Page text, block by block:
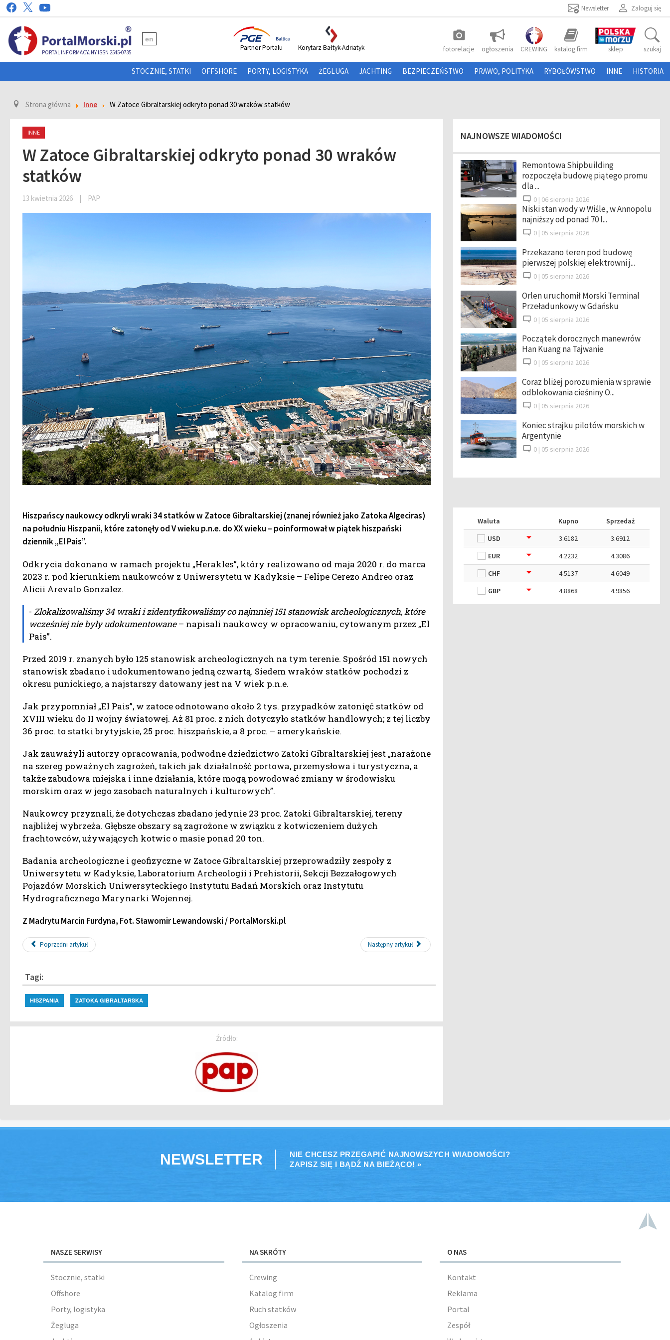
Zaloguj się
Newsletter
PORTAL INFORMACYJNY ISSN 2545-0735
en photo_camera
fotorelacje ogłoszenia CREWING katalog firm sklep szukaj
Partner Portalu Korytarz Bałtyk-Adriatyk
STOCZNIE, STATKI OFFSHORE PORTY, LOGISTYKA ŻEGLUGA JACHTING BEZPIECZEŃSTWO PRAWO, POLITYKA RYBOŁÓWSTWO INNE HISTORIA
Strona główna Inne W Zatoce Gibraltarskiej odkryto ponad 30 wraków statków
INNE
W Zatoce Gibraltarskiej odkryto ponad 30 wraków
statków
13 kwietnia 2026 | PAP
Hiszpańscy naukowcy odkryli wraki 34 statków w Zatoce Gibraltarskiej (znanej również jako Zatoka Algeciras)
na południu Hiszpanii, które zatonęły od V wieku p.n.e. do XX wieku – poinformował w piątek hiszpański
dziennik „El Pais”.
Odkrycia dokonano w ramach projektu „Herakles”, który realizowano od maja 2020 r. do marca
2023 r. pod kierunkiem naukowców z Uniwersytetu w Kadyksie – Felipe Cerezo Andreo oraz
Alicii Arevalo Gonzalez.
- Zlokalizowaliśmy 34 wraki i zidentyfikowaliśmy co najmniej 151 stanowisk archeologicznych, które
wcześniej nie były udokumentowane– napisali naukowcy w opracowaniu, cytowanym przez „El
Pais”.
Przed 2019 r. znanych było 125 stanowisk archeologicznych na tym terenie. Spośród 151 nowych
stanowisk zbadano i udokumentowano jedną czwartą. Siedem wraków statków pochodzi z
okresu punickiego, a najstarszy datowany jest na V wiek p.n.e.
Jak przypomniał „El Pais”, w zatoce odnotowano około 2 tys. przypadków zatonięć statków od
XVIII wieku do II wojny światowej. Aż 81 proc. z nich dotyczyło statków handlowych; z tej liczby
36 proc. to statki brytyjskie, 25 proc. hiszpańskie, a 8 proc. – amerykańskie.
Jak zauważyli autorzy opracowania, podwodne dziedzictwo Zatoki Gibraltarskiej jest „narażone
na szereg poważnych zagrożeń, takich jak działalność portowa, przemysłowa i turystyczna, a
także zabudowa miejska i inne działania, które mogą powodować zmiany w środowisku
morskim oraz w jego zasobach naturalnych i kulturowych”.
Naukowcy przyznali, że dotychczas zbadano jedynie 23 proc. Zatoki Gibraltarskiej, tereny
najbliżej wybrzeża. Głębsze obszary są zagrożone w związku z kotwiczeniem dużych
frachtowców, używających kotwic o masie ponad 20 ton.
Badania archeologiczne i geofizyczne w Zatoce Gibraltarskiej przeprowadziły zespoły z
Uniwersytetu w Kadyksie, Laboratorium Archeologii i Prehistorii, Sekcji Bezzałogowych
Pojazdów Morskich Uniwersyteckiego Instytutu Badań Morskich oraz Instytutu
Hydrograficznego Marynarki Wojennej.
Z Madrytu Marcin Furdyna, Fot. Sławomir Lewandowski / PortalMorski.pl
Poprzedni artykuł Następny artykuł
Tagi:
HISZPANIA ZATOKA GIBRALTARSKA
Źródło:
NAJNOWSZE WIADOMOŚCI
Remontowa Shipbuilding
rozpoczęła budowę piątego promu
dla ...
0 | 06 sierpnia 2026
Niski stan wody w Wiśle, w Annopolu
najniższy od ponad 70 l...
0 | 05 sierpnia 2026
Przekazano teren pod budowę
pierwszej polskiej elektrowni j...
0 | 05 sierpnia 2026
Orlen uruchomił Morski Terminal
Przeładunkowy w Gdańsku
0 | 05 sierpnia 2026
Początek dorocznych manewrów
Han Kuang na Tajwanie
0 | 05 sierpnia 2026
Coraz bliżej porozumienia w sprawie
odblokowania cieśniny O...
0 | 05 sierpnia 2026
Koniec strajku pilotów morskich w
Argentynie
0 | 05 sierpnia 2026
Waluta Kupno
Sprzedaż
USD
3.6182
3.6912
EUR
4.2232
4.3086
CHF
4.5137
4.6049
GBP
4.8868 4.9856
NEWSLETTER
NIE CHCESZ PRZEGAPIĆ NAJNOWSZYCH WIADOMOŚCI?
ZAPISZ SIĘ I BĄDŹ NA BIEŻĄCO! »
NASZE SERWISY
Stocznie, statki
Offshore
Porty, logistyka
Żegluga
NA SKRÓTY
Crewing
Katalog firm
Ruch statków
Ogłoszenia
O NAS
Kontakt
Reklama
Portal
Zespół